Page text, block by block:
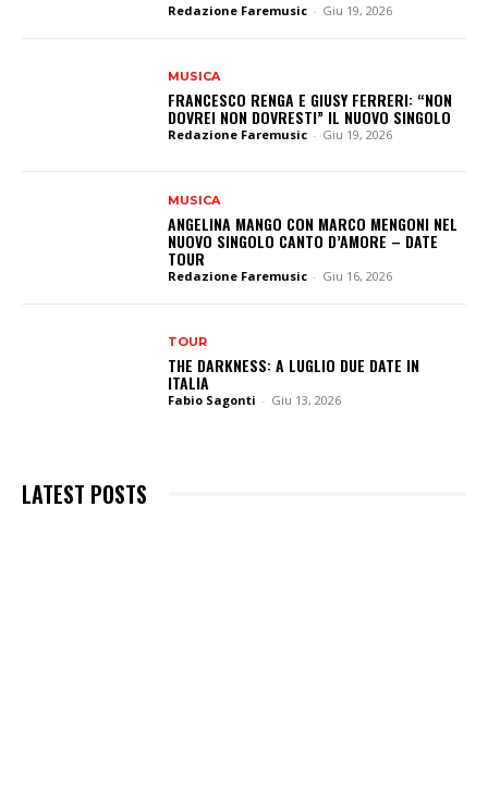
Redazione Faremusic - Giu 19, 2026
MUSICA
FRANCESCO RENGA E GIUSY FERRERI: “NON
DOVREI NON DOVRESTI” IL NUOVO SINGOLO
Redazione Faremusic - Giu 19, 2026
MUSICA
ANGELINA MANGO CON MARCO MENGONI NEL
NUOVO SINGOLO CANTO D’AMORE – DATE
TOUR
Redazione Faremusic - Giu 16, 2026
TOUR
THE DARKNESS: A LUGLIO DUE DATE IN
ITALIA
Fabio Sagonti - Giu 13, 2026
LATEST POSTS